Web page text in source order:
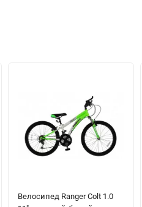
Велосипед Ranger Colt 1.0